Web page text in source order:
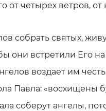
от четырех ветров, от
собрать святых,
они встретили Его
воздает им
Павла: «восхищены
соберут ангелы,